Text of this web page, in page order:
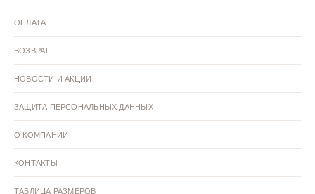
ОПЛАТА
ВОЗВРАТ
НОВОСТИ И АКЦИИ
ЗАЩИТА ПЕРСОНАЛЬНЫХ ДАННЫХ
О КОМПАНИИ
КОНТАКТЫ
ТАБЛИЦА РАЗМЕРОВ